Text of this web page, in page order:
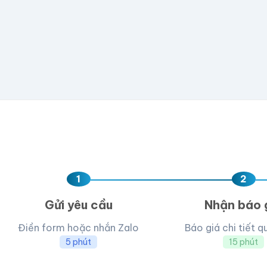
1
Gửi yêu cầu
Điền form hoặc nhắn Zalo
5 phút
2
Nhận báo
Báo giá chi tiết
15 phút